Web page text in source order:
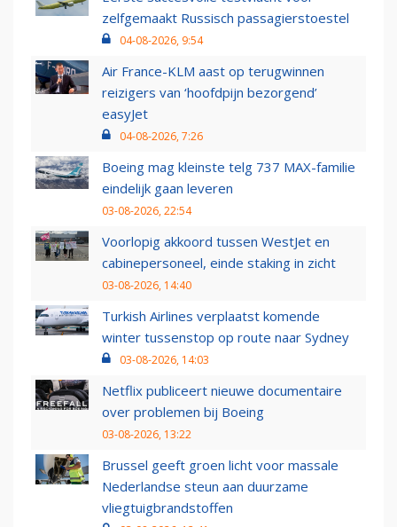
zelfgemaakt Russisch passagierstoestel
04-08-2026, 9:54
Air France-KLM aast op terugwinnen
reizigers van ‘hoofdpijn bezorgend’
easyJet
04-08-2026, 7:26
Boeing mag kleinste telg 737 MAX-familie
eindelijk gaan leveren
03-08-2026, 22:54
Voorlopig akkoord tussen WestJet en
cabinepersoneel, einde staking in zicht
03-08-2026, 14:40
Turkish Airlines verplaatst komende
winter tussenstop op route naar Sydney
03-08-2026, 14:03
Netflix publiceert nieuwe documentaire
over problemen bij Boeing
03-08-2026, 13:22
Brussel geeft groen licht voor massale
Nederlandse steun aan duurzame
vliegtuigbrandstoffen